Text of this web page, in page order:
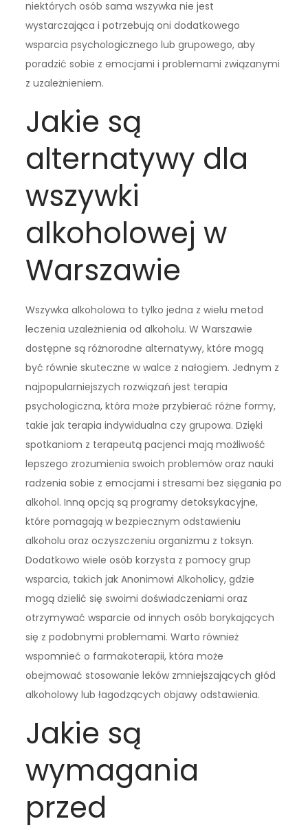
niektórych osób sama wszywka nie jest
wystarczająca i potrzebują oni dodatkowego
wsparcia psychologicznego lub grupowego, aby
poradzić sobie z emocjami i problemami związanymi
z uzależnieniem.
Jakie są
alternatywy dla
wszywki
alkoholowej w
Warszawie
Wszywka alkoholowa to tylko jedna z wielu metod
leczenia uzależnienia od alkoholu. W Warszawie
dostępne są różnorodne alternatywy, które mogą
być równie skuteczne w walce z nałogiem. Jednym z
najpopularniejszych rozwiązań jest terapia
psychologiczna, która może przybierać różne formy,
takie jak terapia indywidualna czy grupowa. Dzięki
spotkaniom z terapeutą pacjenci mają możliwość
lepszego zrozumienia swoich problemów oraz nauki
radzenia sobie z emocjami i stresami bez sięgania po
alkohol. Inną opcją są programy detoksykacyjne,
które pomagają w bezpiecznym odstawieniu
alkoholu oraz oczyszczeniu organizmu z toksyn.
Dodatkowo wiele osób korzysta z pomocy grup
wsparcia, takich jak Anonimowi Alkoholicy, gdzie
mogą dzielić się swoimi doświadczeniami oraz
otrzymywać wsparcie od innych osób borykających
się z podobnymi problemami. Warto również
wspomnieć o farmakoterapii, która może
obejmować stosowanie leków zmniejszających głód
alkoholowy lub łagodzących objawy odstawienia.
Jakie są
wymagania
przed